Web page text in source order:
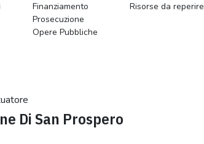
Finanziamento
Prosecuzione
Opere Pubbliche
Risorse da reperire
Di San Prospero